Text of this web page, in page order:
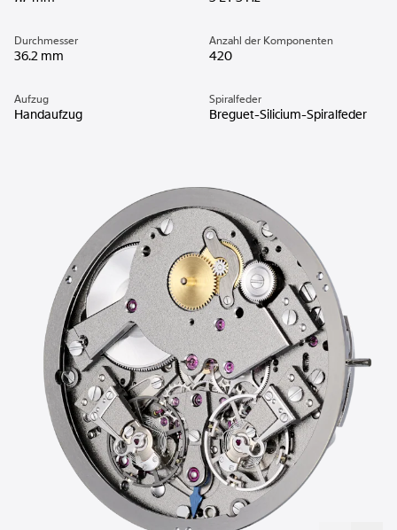
Durchmesser
36.2 mm
Anzahl der Komponenten
420
Aufzug
Handaufzug
Spiralfeder
Breguet-Silicium-Spiralfeder